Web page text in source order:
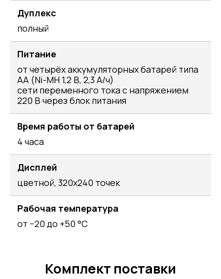
Дуплекс
полный
Питание
от четырёх аккумуляторных батарей типа
АА (Ni-MH 1,2 В, 2,3 А/ч)
сети переменного тока с напряжением
220 В через блок питания
Время работы от батарей
4 часа
Дисплей
цветной, 320х240 точек
Рабочая температура
от −20 до +50 °C
Комплект поставки